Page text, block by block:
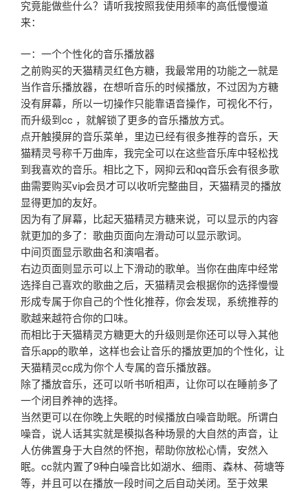
究竟能做些什么？请听我按照我使用频率的高低慢慢道
来：
一：一个个性化的音乐播放器
之前购买的天猫精灵红色方糖，我最常用的功能之一就是
当作音乐播放器，在想听音乐的时候播放，不过因为方糖
没有屏幕，所以一切操作只能靠语音操作，可视化不行，
而升级到cc ，就解锁了更多的音乐播放方式。
点开触摸屏的音乐菜单，里边已经有很多推荐的音乐，天
猫精灵号称千万曲库，我完全可以在这些音乐库中轻松找
到我喜欢的音乐。相比之下，网抑云和qq音乐会有很多歌
曲需要购买vip会员才可以收听完整曲目，天猫精灵的播放
显得更加的友好。
因为有了屏幕，比起天猫精灵方糖来说，可以显示的内容
就更加的多了：歌曲页面向左滑动可以显示歌词。
中间页面显示歌曲名和演唱者。
右边页面则显示可以上下滑动的歌单。当你在曲库中经常
选择自己喜欢的歌曲之后，天猫精灵会根据你的选择慢慢
形成专属于你自己的个性化推荐，你会发现，系统推荐的
歌越来越符合你的口味。
而相比于天猫精灵方糖更大的升级则是你还可以导入其他
音乐app的歌单，这样也会让音乐的播放更加的个性化，让
天猫精灵cc成为你个人专属的音乐播放器。
除了播放音乐，还可以听书听相声，让你可以在睡前多了
一个闭目养神的选择。
当然更可以在你晚上失眠的时候播放白噪音助眠。所谓白
噪音，说人话其实就是模拟各种场景的大自然的声音，让
人仿佛置身于大自然的怀抱，帮助你放松心情，安然入
眠。cc就内置了9种白噪音比如湖水、细雨、森林、荷塘等
等，并且可以在播放一段时间之后自动关闭。至于效果